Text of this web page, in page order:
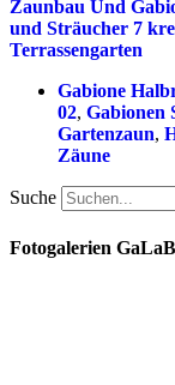
Zaunbau Und
und Sträucher 7
Terrassengarten
Gabione
02, Gabionen
Gartenzaun,
Zäune
Suche
Fotogalerien